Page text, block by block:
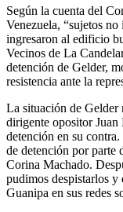
Según la cuenta del
Venezuela, “sujetos
ingresaron al edificio
Vecinos de La
detención de Gelder,
resistencia ante la
La situación de Gelder
dirigente opositor
detención en su
de detención por parte
Corina Machado.
pudimos despistarlos
Guanipa en sus redes